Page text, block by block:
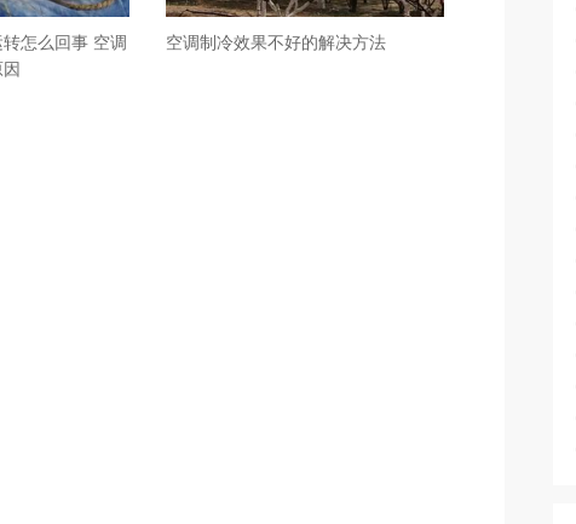
怎么回事 空调
空调制冷效果不好的解决方法